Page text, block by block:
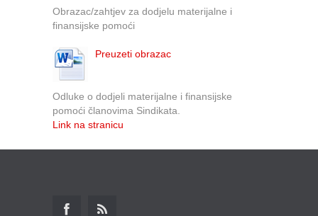
Obrazac/zahtjev za dodjelu materijalne i
finansijske pomoći
Preuzeti obrazac
Odluke o dodjeli materijalne i finansijske
pomoći članovima Sindikata.
Link na stranicu